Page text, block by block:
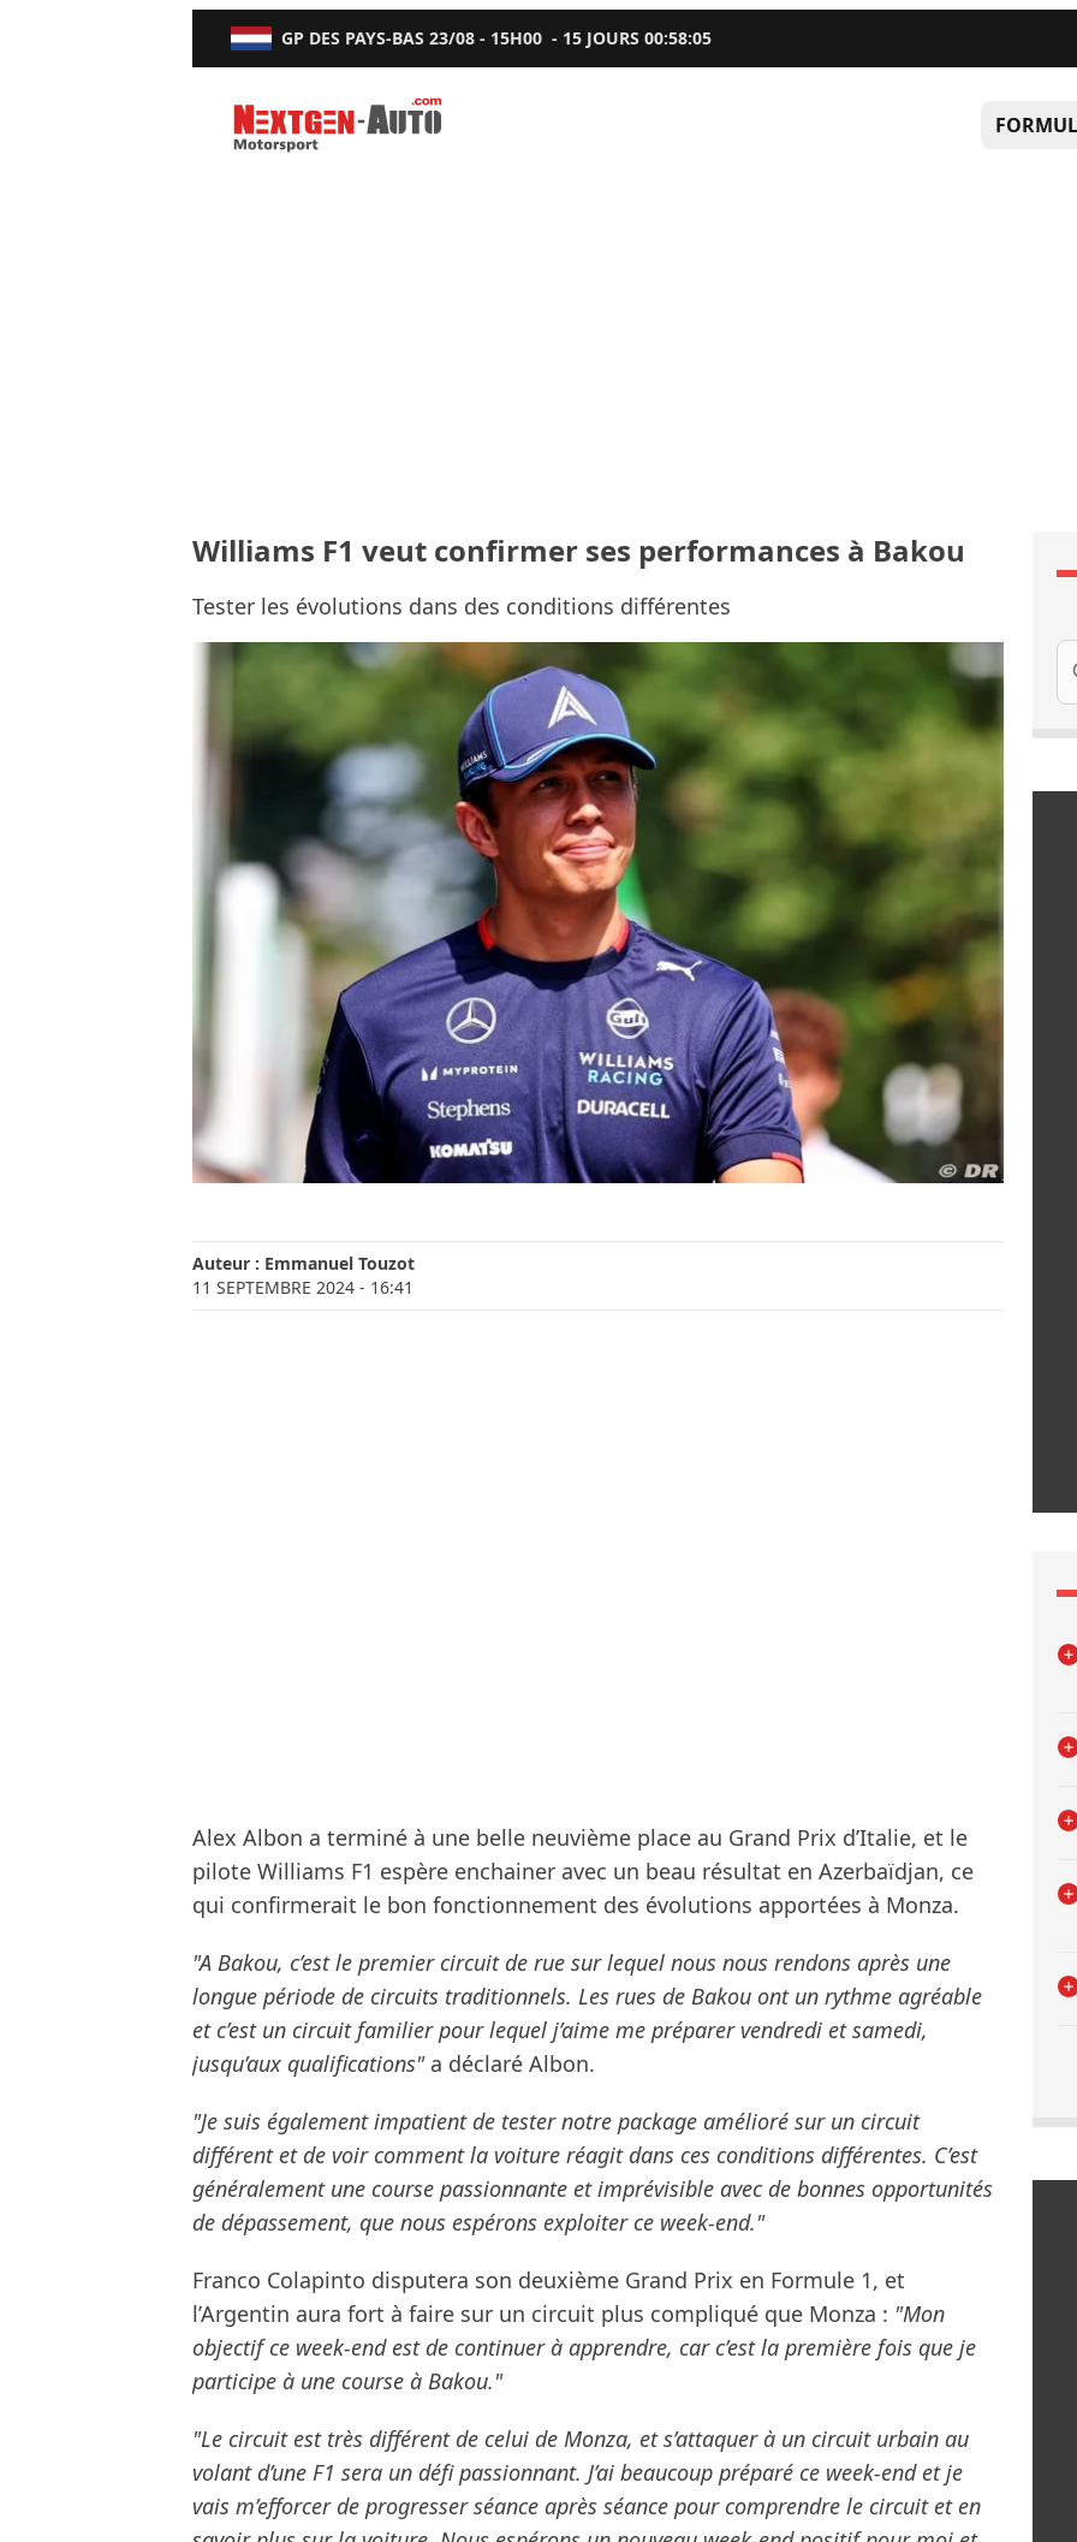
GP DES PAYS-BAS 23/08 - 15H00 - 15 JOURS00:58:04
Nextgen-Auto.com
Williams F1 veut confirmer ses performances à Bakou
Tester les évolutions dans des conditions différentes
Auteur : Emmanuel Touzot
11 SEPTEMBRE 2024 - 16:41
Alex Albon a terminé à une belle neuvième place au Grand Prix d’Italie, et le
pilote Williams F1 espère enchainer avec un beau résultat en Azerbaïdjan, ce
qui confirmerait le bon fonctionnement des évolutions apportées à Monza.
"A Bakou, c’est le premier circuit de rue sur lequel nous nous rendons après une
longue période de circuits traditionnels. Les rues de Bakou ont un rythme agréable
et c’est un circuit familier pour lequel j’aime me préparer vendredi et samedi,
jusqu’aux qualifications"a déclaré Albon.
"Je suis également impatient de tester notre package amélioré sur un circuit
différent et de voir comment la voiture réagit dans ces conditions différentes. C’est
généralement une course passionnante et imprévisible avec de bonnes opportunités
de dépassement, que nous espérons exploiter ce week-end."
Franco Colapinto disputera son deuxième Grand Prix en Formule 1, et
l’Argentin aura fort à faire sur un circuit plus compliqué que Monza : "Mon
objectif ce week-end est de continuer à apprendre, car c’est la première fois que je
participe à une course à Bakou."
"Le circuit est très différent de celui de Monza, et s’attaquer à un circuit urbain au
volant d’une F1 sera un défi passionnant. J’ai beaucoup préparé ce week-end et je
vais m’efforcer de progresser séance après séance pour comprendre le circuit et en